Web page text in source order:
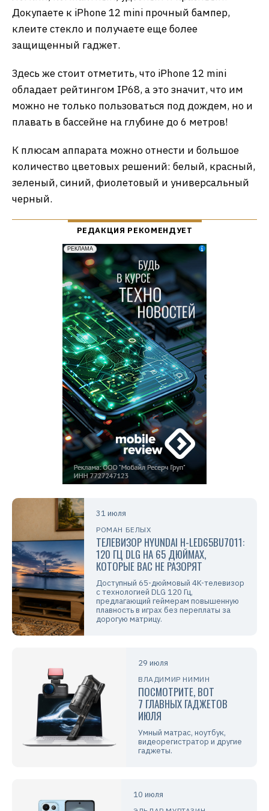
Докупаете к iPhone 12 mini прочный бампер,
клеите стекло и получаете еще более
защищенный гаджет.
Здесь же стоит отметить, что iPhone 12 mini
обладает рейтингом IP68, а это значит, что им
можно не только пользоваться под дождем, но и
плавать в бассейне на глубине до 6 метров!
К плюсам аппарата можно отнести и большое
количество цветовых решений: белый, красный,
зеленый, синий, фиолетовый и универсальный
черный.
31 июля
РОМАН БЕЛЫХ
ТЕЛЕВИЗОР HYUNDAI H-LED65BU7011:
120 ГЦ DLG НА 65 ДЮЙМАХ,
КОТОРЫЕ ВАС НЕ РАЗОРЯТ
Доступный 65-дюймовый 4K-телевизор
с технологией DLG 120 Гц,
предлагающий геймерам повышенную
плавность в играх без переплаты за
дорогую матрицу.
29 июля
ВЛАДИМИР НИМИН
ПОСМОТРИТЕ, ВОТ
7 ГЛАВНЫХ ГАДЖЕТОВ
ИЮЛЯ
Умный матрас, ноутбук,
видеорегистратор и другие
гаджеты.
10 июля